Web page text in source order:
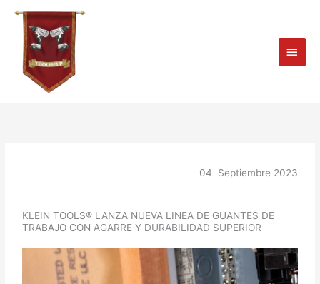
contenido
04 Septiembre 2023
KLEIN TOOLS® LANZA NUEVA LINEA DE GUANTES DE
TRABAJO CON AGARRE Y DURABILIDAD SUPERIOR